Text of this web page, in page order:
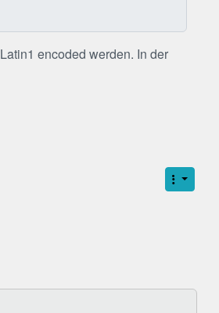
encoded werden. In der